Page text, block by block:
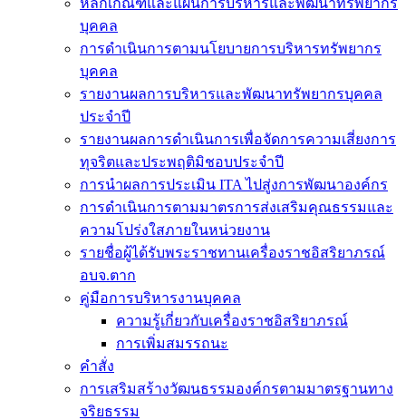
หลักเกณฑ์และแผนการบริหารและพัฒนาทรัพยากร
บุคคล
การดำเนินการตามนโยบายการบริหารทรัพยากร
บุคคล
รายงานผลการบริหารและพัฒนาทรัพยากรบุคคล
ประจำปี
รายงานผลการดำเนินการเพื่อจัดการความเสี่ยงการ
ทุจริตและประพฤติมิชอบประจำปี
การนำผลการประเมิน ITA ไปสู่งการพัฒนาองค์กร
การดำเนินการตามมาตรการส่งเสริมคุณธรรมและ
ความโปร่งใสภายในหน่วยงาน
รายชื่อผู้ได้รับพระราชทานเครื่องราชอิสริยาภรณ์
อบจ.ตาก
คู่มือการบริหารงานบุคคล
ความรู้เกี่ยวกับเครื่องราชอิสริยาภรณ์
การเพิ่มสมรรถนะ
คำสั่ง
การเสริมสร้างวัฒนธรรมองค์กรตามมาตรฐานทาง
จริยธรรม